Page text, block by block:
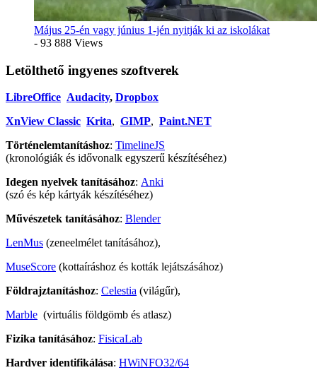
Május 25-én vagy június 1-jén nyitják ki az iskolákat
- 93 888 Views
Letölthető ingyenes szoftverek
LibreOffice Audacity, Dropbox
XnView Classic Krita, GIMP, Paint.NET
Történelemtanításhoz: TimelineJS
(kronológiák és idővonalk egyszerű készítéséhez)
Idegen nyelvek tanításához: Anki
(szó és kép kártyák készítéséhez)
Művészetek tanításához: Blender
LenMus (zeneelmélet tanításához),
MuseScore (kottaíráshoz és kották lejátszásához)
Földrajztanításhoz: Celestia (világűr),
Marble (virtuális földgömb és atlasz)
Fizika tanításához: FisicaLab
Hardver identifikálása: HWiNFO32/64